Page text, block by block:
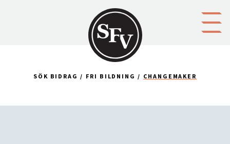
SÖK BIDRAG FRI BILDNING CHANGEMAKER